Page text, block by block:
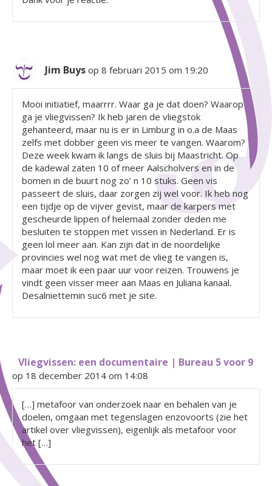
Jim Buys op 8 februari 2015 om 19:20
Mooi initiatief, maarrrr. Waar ga je dat doen? Waarop
ga je vliegvissen? Ik heb jaren de vliegstok
gehanteerd, maar nu is er in Limburg in o.a de Maas
zelfs met dobber geen vis meer te vangen. Waarom?
Deze week kwam ik langs de sluis bij Maastricht. Op
de kadewal zaten 10 of meer Aalscholvers en in de
bomen in de buurt nog zo’ n 10 stuks. Geen vis
passeert de sluis, daar zorgen zij wel voor. Ik heb nog
een tijdje op de vijver gevist, maar de karpers met
gescheurde lippen of helemaal zonder deden me
besluiten te stoppen met vissen in Nederland. Er is
geen lol meer aan. Kan zijn dat in de noordelijke
provincies wel nog wat met de vlieg te vangen is,
maar moet ik een paar uur voor reizen. Trouwens je
vindt geen visser meer aan Maas en Juliana kanaal.
Desalniettemin suc6 met je site.
Vliegvissen: een documentaire | Bureau 5 voor 9
op 18 december 2014 om 14:08
[…] metafoor van onderzoek naar en behalen van je
doelen, omgaan met tegenslagen enzovoorts (zie het
artikel over vliegvissen), eigenlijk als metafoor voor
het […]